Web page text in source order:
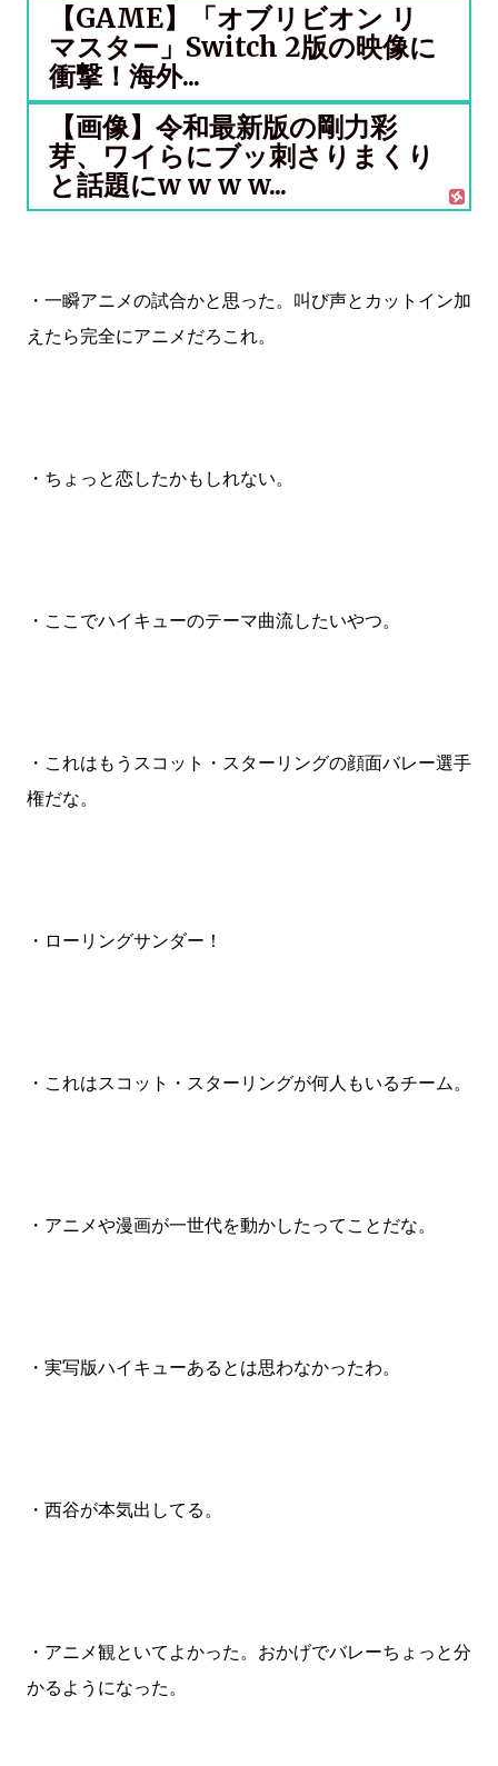
【GAME】「オブリビオン リ
マスター」Switch 2版の映像に
衝撃！海外...
【画像】令和最新版の剛力彩
芽、ワイらにブッ刺さりまくり
と話題にw w w w...
・一瞬アニメの試合かと思った。叫び声とカットイン加
えたら完全にアニメだろこれ。
・ちょっと恋したかもしれない。
・ここでハイキューのテーマ曲流したいやつ。
・これはもうスコット・スターリングの顔面バレー選手
権だな。
・ローリングサンダー！
・これはスコット・スターリングが何人もいるチーム。
・アニメや漫画が一世代を動かしたってことだな。
・実写版ハイキューあるとは思わなかったわ。
・西谷が本気出してる。
・アニメ観といてよかった。おかげでバレーちょっと分
かるようになった。